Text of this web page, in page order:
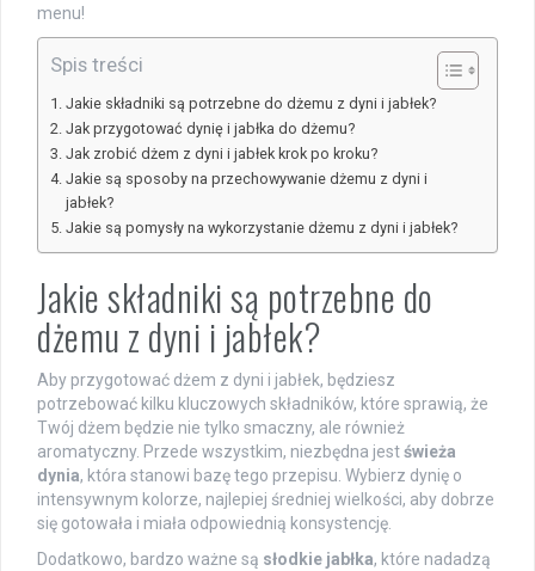
menu!
Spis treści
Jakie składniki są potrzebne do dżemu z dyni i jabłek?
Jak przygotować dynię i jabłka do dżemu?
Jak zrobić dżem z dyni i jabłek krok po kroku?
Jakie są sposoby na przechowywanie dżemu z dyni i
jabłek?
Jakie są pomysły na wykorzystanie dżemu z dyni i jabłek?
Jakie składniki są potrzebne do
dżemu z dyni i jabłek?
Aby przygotować dżem z dyni i jabłek, będziesz
potrzebować kilku kluczowych składników, które sprawią, że
Twój dżem będzie nie tylko smaczny, ale również
aromatyczny. Przede wszystkim, niezbędna jestświeża
dynia, która stanowi bazę tego przepisu. Wybierz dynię o
intensywnym kolorze, najlepiej średniej wielkości, aby dobrze
się gotowała i miała odpowiednią konsystencję.
Dodatkowo, bardzo ważne są słodkie jabłka, które nadadzą